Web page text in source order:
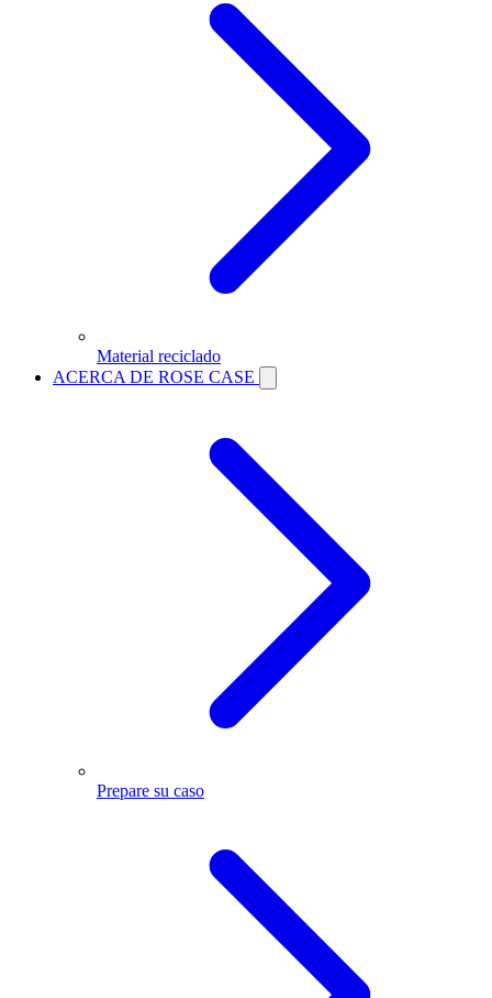
Material reciclado
ACERCA DE ROSE CASE
Prepare su caso